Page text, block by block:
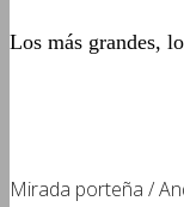
Los más grandes,
Mirada porteña /